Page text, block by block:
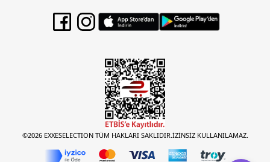
©2026 EXXESELECTION TÜM HAKLARI SAKLIDIR.İZİNSİZ KULLANILAMAZ.